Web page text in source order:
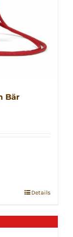
Bär
Details